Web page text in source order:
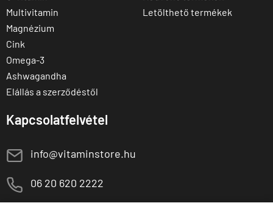
Multivitamin
Magnézium
Cink
Omega-3
Ashwagandha
Elállás a szerződéstől
Letölthető termékek
Kapcsolatfelvétel
E info@vitaminstore.hu
M 06 20 620 2222